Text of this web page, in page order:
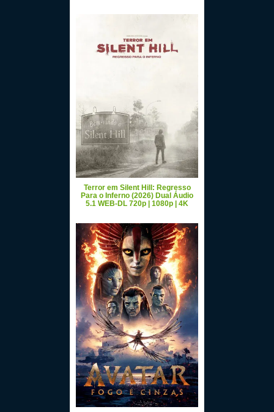
Terror em Silent Hill: Regresso
Para o Inferno (2026) Dual Áudio
5.1 WEB-DL 720p | 1080p | 4K